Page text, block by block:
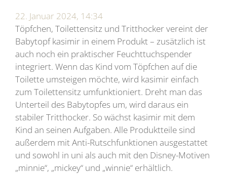
22. Januar 2024, 14:34
Töpfchen, Toilettensitz und Tritthocker vereint der
Babytopf kasimir in einem Produkt – zusätzlich ist
auch noch ein praktischer Feuchttuchspender
integriert. Wenn das Kind vom Töpfchen auf die
Toilette umsteigen möchte, wird kasimir einfach
zum Toilettensitz umfunktioniert. Dreht man das
Unterteil des Babytopfes um, wird daraus ein
stabiler Tritthocker. So wächst kasimir mit dem
Kind an seinen Aufgaben. Alle Produktteile sind
außerdem mit Anti-Rutschfunktionen ausgestattet
und sowohl in uni als auch mit den Disney-Motiven
„minnie“, „mickey“ und „winnie“ erhältlich.